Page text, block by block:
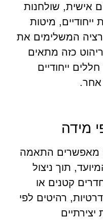
אישית, שולחנות
ייחודיים, מיטות
המשלימים את
כזה מתאים
ייחודיים
אחר.
מידה
מאפשרים התאמה
תוך ניצול
קטנים או
רהיטים לפי